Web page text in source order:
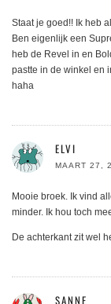
Staat je goed!! Ik heb
Ben eigenlijk een
heb de Revel in en
pastte in de winkel en
haha
ELVI
MAART 27,
Mooie broek. Ik vind
minder. Ik hou toch
De achterkant zit wel
SANNE